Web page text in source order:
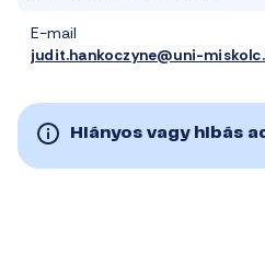
E-mail
judit.hankoczyne@uni-
Hiányos vagy hibás